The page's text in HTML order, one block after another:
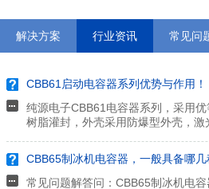
解决方案 行业资讯 常见问
CBB61启动电容器系列优势与作用！
纯源电子CBB61电容器系列，采用
树脂灌封，外壳采用防爆型外壳，
CBB65制冰机电容器，一般具备哪几
常见问题解答问：CBB65制冰机电